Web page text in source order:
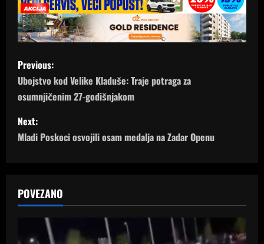
P
o
s
t
a
v
i
Previous:
Ubojstvo kod Velike Kladuše: Traje potraga za
osumnjičenim 27-godišnjakom
Next:
Mladi Poskoci osvojili osam medalja na Zadar Openu
POVEZANO